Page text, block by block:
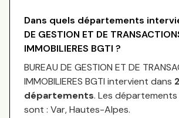
Dans quels départements
DE GESTION ET DE
IMMOBILIERES BGTI ?
BUREAU DE GESTION ET DE
IMMOBILIERES BGTI intervient dans 2
départements. Les
sont : Var, Hautes-Alpes.